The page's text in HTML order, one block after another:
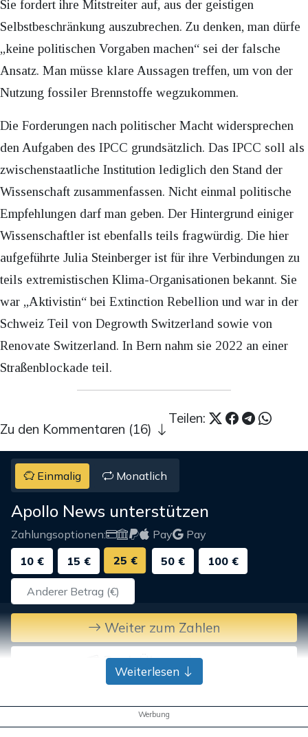
Sie fordert ihre Mitstreiter auf, aus der geistigen
Selbstbeschränkung auszubrechen. Zu denken, man dürfe
„keine politischen Vorgaben machen“ sei der falsche
Ansatz. Man müsse klare Aussagen treffen, um von der
Nutzung fossiler Brennstoffe wegzukommen.
Die Forderungen nach politischer Macht widersprechen
den Aufgaben des IPCC grundsätzlich. Das IPCC soll als
zwischenstaatliche Institution lediglich den Stand der
Wissenschaft zusammenfassen. Nicht einmal politische
Empfehlungen darf man geben. Der Hintergrund einiger
Wissenschaftler ist ebenfalls teils fragwürdig. Die hier
aufgeführte Julia Steinberger ist für ihre Verbindungen zu
teils extremistischen Klima-Organisationen bekannt. Sie
war „Aktivistin“ bei Extinction Rebellion und war in der
Schweiz Teil von Degrowth Switzerland sowie von
Renovate Switzerland. In Bern nahm sie 2022 an einer
Straßenblockade teil.
Teilen:
Zu den Kommentaren (16)
Einmalig Monatlich
Apollo News unterstützen
Zahlungsoptionen: Pay
Pay
10 €
15 € 25 € 50 € 100 €
Weiter zum Zahlen
Bank-Überweisung
Weiterlesen
Werbung